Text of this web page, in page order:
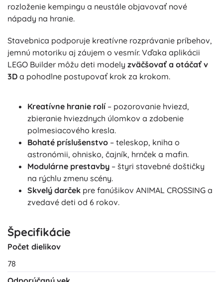
rozloženie kempingu a neustále objavovať nové
nápady na hranie.
Stavebnica podporuje kreatívne rozprávanie príbehov,
jemnú motoriku aj záujem o vesmír. Vďaka aplikácii
LEGO Builder môžu deti modely zväčšovať a otáčať v
3D a pohodlne postupovať krok za krokom.
Kreatívne hranie rolí – pozorovanie hviezd,
zbieranie hviezdnych úlomkov a zdobenie
polmesiacového kresla.
Bohaté príslušenstvo – teleskop, kniha o
astronómii, ohnisko, čajník, hrnček a mafin.
Modulárne prestavby – štyri stavebné doštičky
na rýchlu zmenu scény.
Skvelý darček pre fanúšikov ANIMAL CROSSING a
zvedavé deti od 6 rokov.
Špecifikácie
Počet dielikov
78